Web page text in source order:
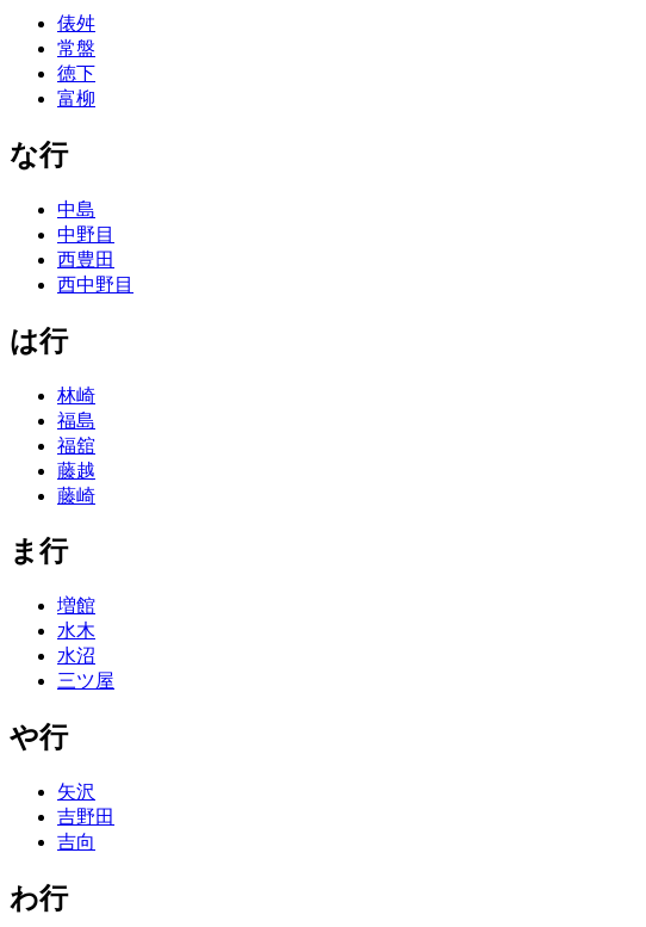
俵舛
常盤
徳下
富柳
な行
中島
中野目
西豊田
西中野目
は行
林崎
福島
福舘
藤越
藤崎
ま行
増館
水木
水沼
三ツ屋
や行
矢沢
吉野田
吉向
わ行